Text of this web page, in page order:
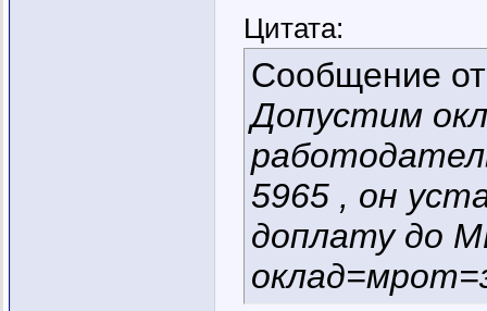
Цитата:
Сообщение
Допустим
5965 , он
доплату до